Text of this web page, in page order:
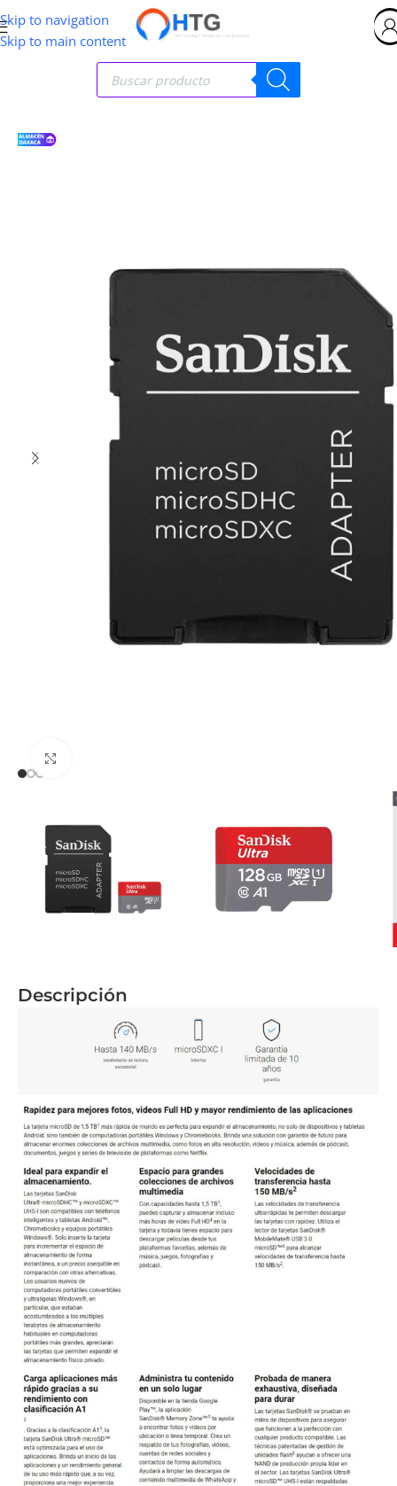
Skip to navigation
Skip to main content
Descripción